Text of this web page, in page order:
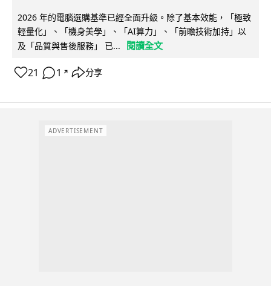
2026 年的電腦選購基準已經全面升級。除了基本效能，「極致
輕量化」、「機身美學」、「AI算力」、「前瞻技術加持」以
及「品質與售後服務」 已...
閱讀全文
21 1 ↗ 分享
ADVERTISEMENT